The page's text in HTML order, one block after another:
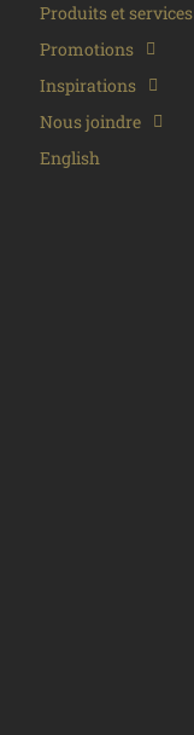
Produits et services
Promotions
Inspirations
Nous joindre
English